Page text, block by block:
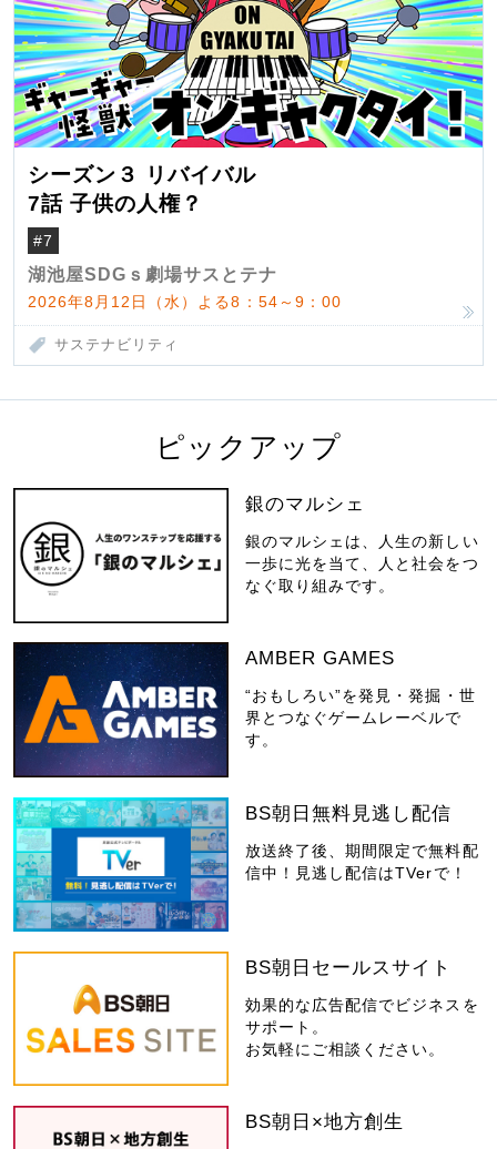
シーズン３ リバイバル
7話 子供の人権？
#7
湖池屋SDGｓ劇場サスとテナ
2026年8月12日（水）よる8：54～9：00
サステナビリティ
ピックアップ
銀のマルシェ
銀のマルシェは、人生の新しい
一歩に光を当て、人と社会をつ
なぐ取り組みです。
AMBER GAMES
“おもしろい”を発見・発掘・世
界とつなぐゲームレーベルで
す。
BS朝日無料見逃し配信
放送終了後、期間限定で無料配
信中！見逃し配信はTVerで！
BS朝日セールスサイト
効果的な広告配信でビジネスを
サポート。
お気軽にご相談ください。
BS朝日×地方創生